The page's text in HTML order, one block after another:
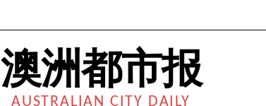
澳洲都市报
AUSTRALIAN CITY DAILY